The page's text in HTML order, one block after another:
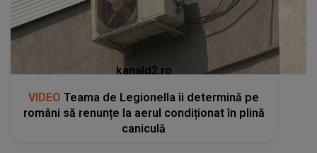
kanald2.ro
VIDEO Teama de Legionella îi determină pe
români să renunțe la aerul condiționat în plină
caniculă